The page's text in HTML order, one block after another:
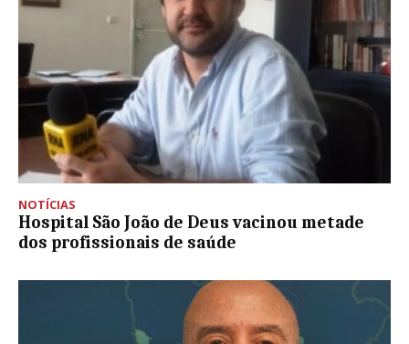
NOTÍCIAS
Hospital São João de Deus vacinou metade
dos profissionais de saúde